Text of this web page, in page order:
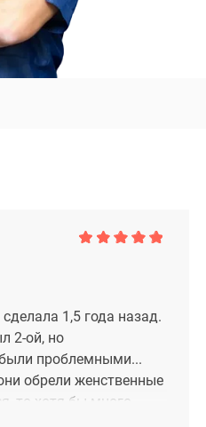
1,5 года назад.
2-ой, но
проблемными...
обрели женственные
то хотя бы много